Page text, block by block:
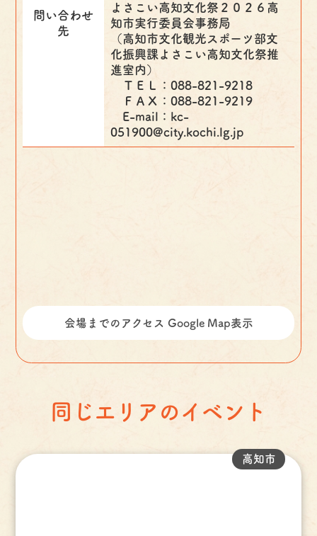
問い合わせ
先
よさこい高知文化祭２０２６高
知市実行委員会事務局
（高知市文化観光スポーツ部文
化振興課よさこい高知文化祭推
進室内）
ＴＥＬ：088-821-9218
ＦＡＸ：088-821-9219
E-mail：kc-
051900@city.kochi.lg.jp
会場までのアクセス Google Map表示
同じエリアのイベント
高知市